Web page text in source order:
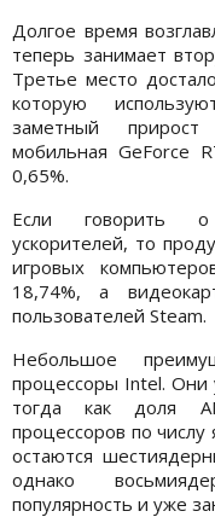
Долгое время
теперь занимает
Третье место
которую
заметный
мобильная GeForce
0,65%.
Если говорить о
ускорителей, то
игровых
18,74%, а
пользователей Steam.
Небольшое
процессоры Intel. Они
тогда как доля
процессоров по
остаются
однако
популярность и уже